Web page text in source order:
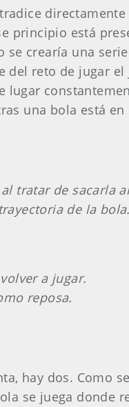
principio está
crearía una
reto de jugar
lugar
una bola está
tratar de sacarla
de la
a jugar.
reposa.
hay dos. Como
se juega donde